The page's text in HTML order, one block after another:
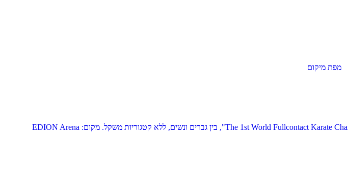
בתאריכים 30-31.05 שנת 2020 באוסאקה (יפן), תתקיים אליפות העולם ה-1 בקראטה מגע מלא - "The 1st World Fullcontact Karate Championship", בין גברים ונשים, ללא קטגוריות משקל. מקום: EDION Arena